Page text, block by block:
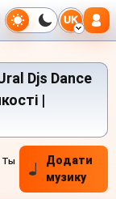
UK
Djs Dance
|
Ты
Додати
музику